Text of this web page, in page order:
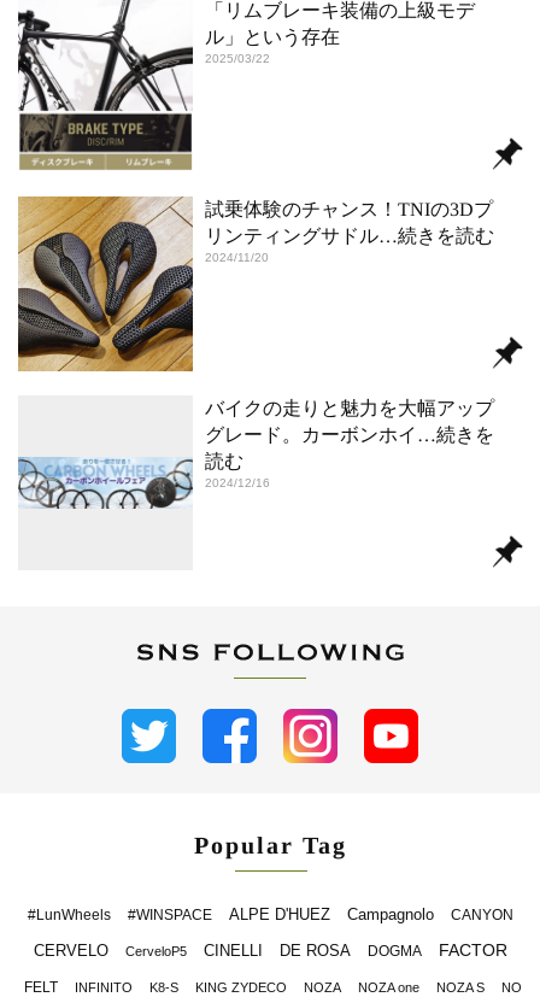
「リムブレーキ装備の上級モデ
ル」という存在
2025/03/22
試乗体験のチャンス！TNIの3Dプ
リンティングサドル…続きを読む
2024/11/20
バイクの走りと魅力を大幅アップ
グレード。カーボンホイ …続きを
読む
2024/12/16
Popular Tag
#LunWheels #WINSPACE ALPE D'HUEZ Campagnolo CANYON
CERVELO CerveloP5 CINELLI DE ROSA DOGMA FACTOR
FELT INFINITO K8-S KING ZYDECO NOZA NOZA one NOZA S NO